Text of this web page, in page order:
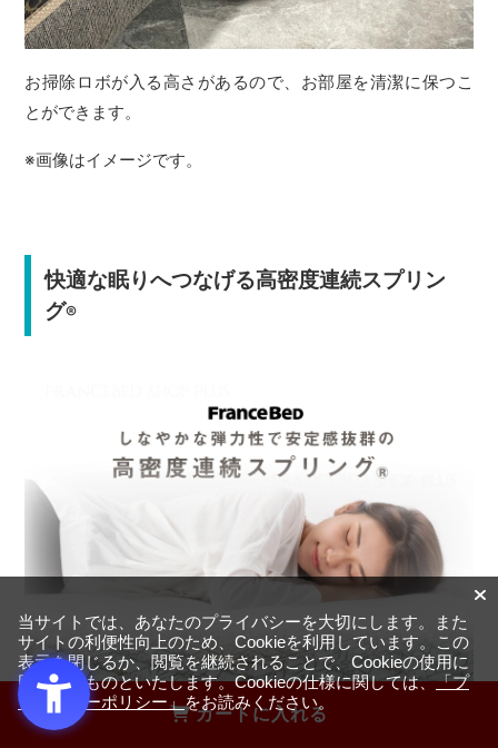
カートに入れる
お掃除ロボが入る高さがあるので、お部屋を清潔に保つこ
とができます。
※画像はイメージです。
快適な眠りへつなげる高密度連続スプリン
グ®
当サイトでは、あなたのプライバシーを大切にします。また
サイトの利便性向上のため、Cookieを利用しています。この
表示を閉じるか、閲覧を継続されることで、Cookieの使用に
同意するものといたします。Cookieの仕様に関しては、「プ
ライバシーポリシー」をお読みください。